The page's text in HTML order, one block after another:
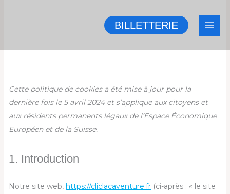
BILLETTERIE
Cette politique de cookies a été mise à jour pour la
dernière fois le 5 avril 2024 et s’applique aux citoyens et
aux résidents permanents légaux de l’Espace Économique
Européen et de la Suisse.
1. Introduction
Notre site web,https://cliclacaventure.fr (ci-après : « le site
Consent
to
service
Consent
to
service
Consent
to
service
Consent
to
service
Consent
to
service
Consent
to
service